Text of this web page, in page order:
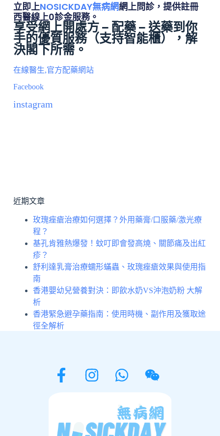
立即上NOSICKDAY無病網網上問診，提供註冊
西醫線上0診金服務。
享受網上開處方 – 配藥 – 送藥到你
手的優質服務（支持智能櫃），解
決閣下所需。
在線醫生,官方配藥網站
Facebook
instagram
近期文章
玫瑰痤瘡治療如何選擇？外用藥膏/口服藥/激光療
程？
基孔肯雅熱爆發！蚊叮即會發高燒、關節痛及出紅
疹？
舒利達乳膏治療蠕形蟎蟲、玫瑰痤瘡效果與使用指
南
香港嬰幼兒營養對決：即飲水奶VS沖泡奶粉 大解
析
香港緊急避孕藥指南：使用時機、副作用及獲取途
徑全解析